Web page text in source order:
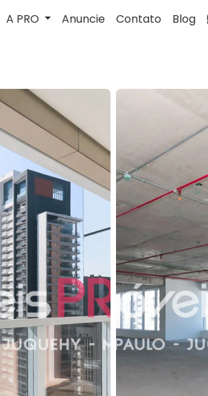
A PRO Anuncie Contato Blog